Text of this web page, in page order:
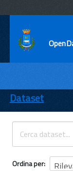
ENTI
TEMI
INFORMAZIONI
Dataset
Ordina per